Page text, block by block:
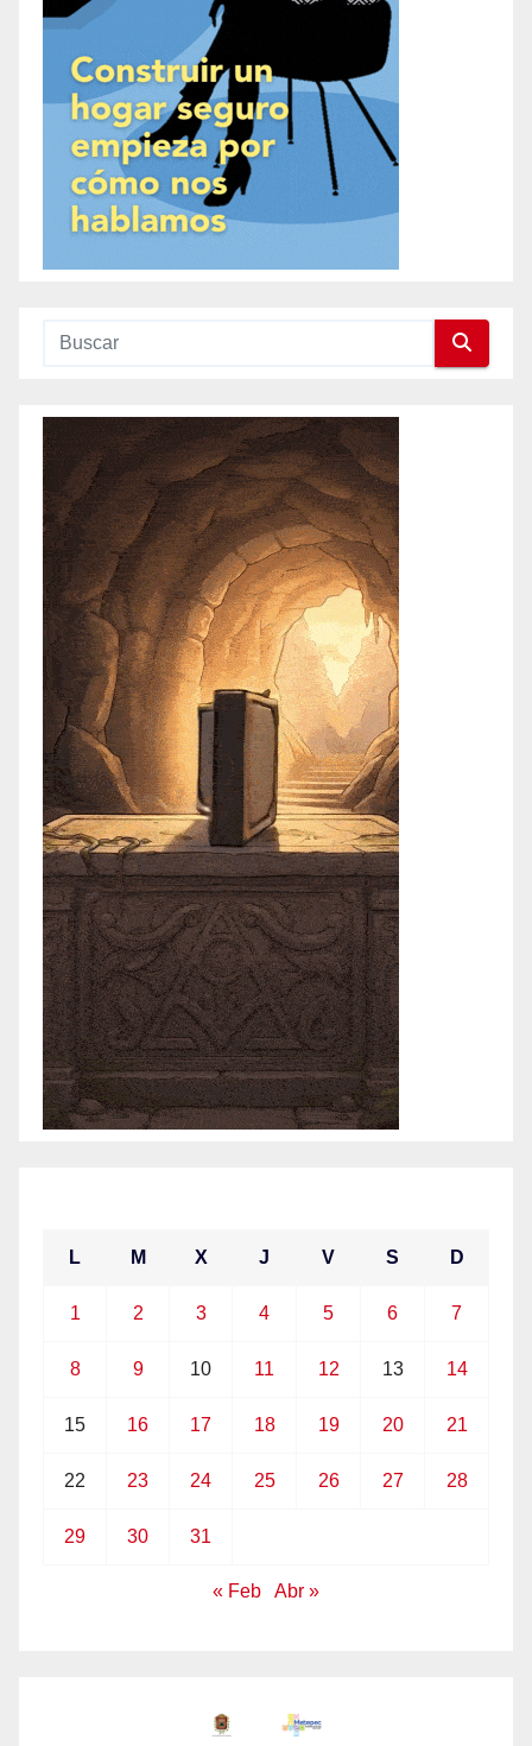
L M X J V S D
1 2 3 4 5 6 7
8 9 10 11 12 13 14
15 16 17 18 19 20 21
22 23 24 25 26 27 28
29 30 31
« Feb Abr »